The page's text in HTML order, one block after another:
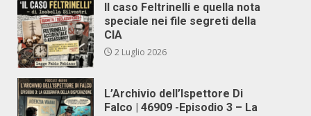
Il caso Feltrinelli e quella nota
speciale nei file segreti della
CIA
2 Luglio 2026
L’Archivio dell’Ispettore Di
Falco | 46909 -Episodio 3 – La